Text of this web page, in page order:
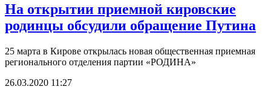
На открытии приемной кировские
родинцы обсудили обращение Путина
25 марта в Кирове открылась новая общественная приемная
регионального отделения партии «РОДИНА»
26.03.2020 11:27